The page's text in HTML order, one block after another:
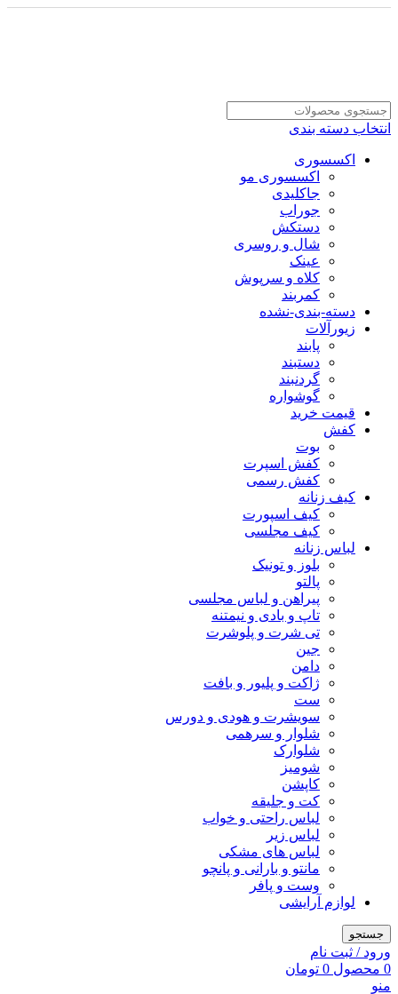
انتخاب دسته بندی
اکسسوری
اکسسوری مو
جاکلیدی
جوراب
دستکش
شال و روسری
عینک
کلاه و سرپوش
کمربند
دسته-بندی-نشده
زیورآلات
پابند
دستبند
گردنبند
گوشواره
قیمت خرید
کفش
بوت
کفش اسپرت
کفش رسمی
کیف زنانه
کیف اسپورت
کیف مجلسی
لباس زنانه
بلوز و تونیک
پالتو
پیراهن و لباس مجلسی
تاپ و بادی و نیمتنه
تی شرت و پلوشرت
جین
دامن
ژاکت و پلیور و بافت
ست
سویشرت و هودی و دورس
شلوار و سرهمی
شلوارک
شومیز
کاپشن
کت و جلیقه
لباس راحتی و خواب
لباس زیر
لباس های مشکی
مانتو و بارانی و پانچو
وست و پافر
لوازم آرایشی
جستجو
ورود / ثبت نام
0 محصول 0 تومان
منو